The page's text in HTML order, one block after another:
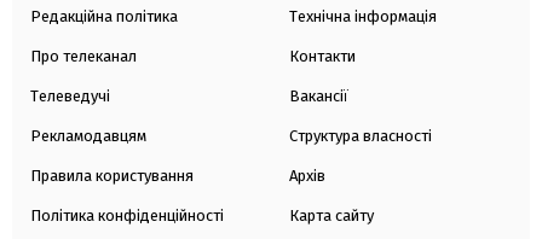
Редакційна політика
Про телеканал
Телеведучі
Рекламодавцям
Правила користування
Політика конфіденційності
Технічна інформація
Контакти
Вакансії
Структура власності
Архів
Карта сайту